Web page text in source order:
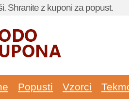
Shranite z kuponi za popust.
Popusti Vzorci